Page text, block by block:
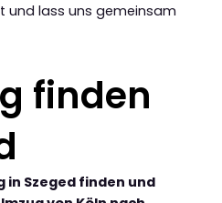
und lass uns gemeinsam
finden
in Szeged finden und